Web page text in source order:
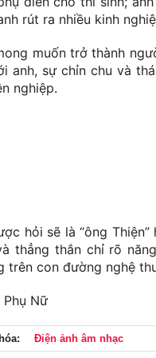
rút ra nhiều kinh
muốn trở thành
anh, sự chỉn chu và
nghiệp.
hỏi sẽ là “ông
thẳng thắn chỉ rõ
trên con đường nghệ
Phụ Nữ
Điện ảnh âm nhạc